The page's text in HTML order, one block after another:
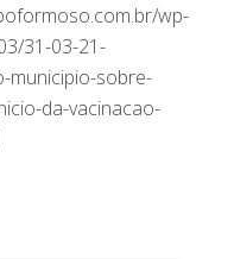
wp-
31-03-21-
municipio-sobre-
da-vacinacao-